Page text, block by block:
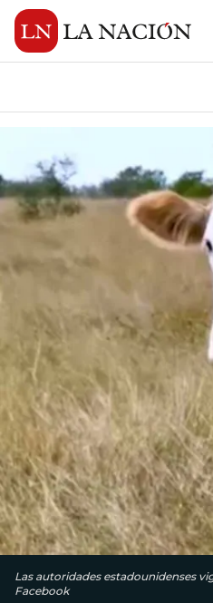
Las autoridades estadounidenses
Facebook